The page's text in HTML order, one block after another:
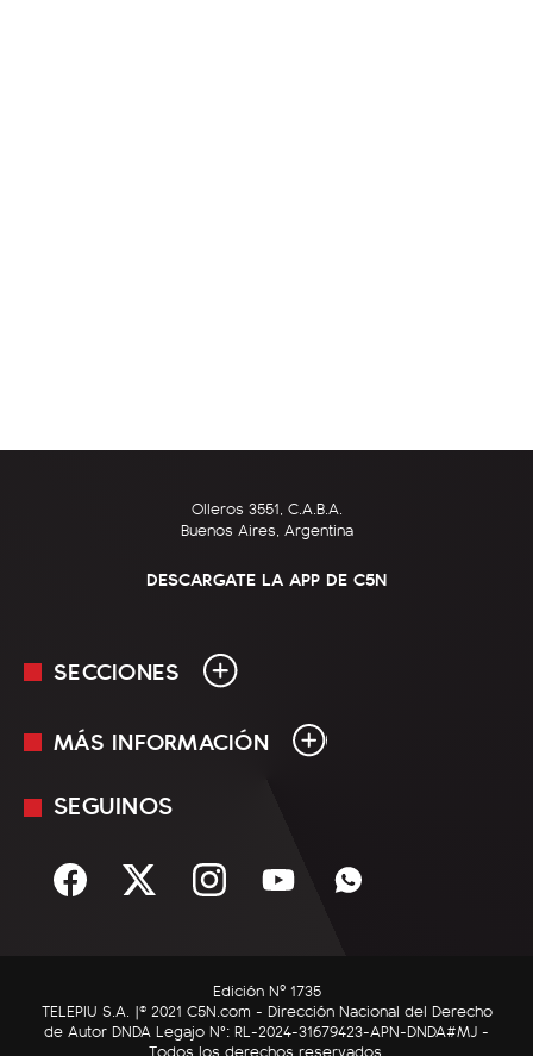
Olleros 3551, C.A.B.A.
Buenos Aires, Argentina
DESCARGATE LA APP DE C5N
SECCIONES
En Vivo
Sociedad
C5N Autos
RatingCero
MÁS INFORMACIÓN
Mediakit
Términos y condiciones
SEGUINOS
Edición Nº 1735
TELEPIU S.A. |© 2021 C5N.com - Dirección Nacional del Derecho
de Autor DNDA Legajo N°: RL-2024-31679423-APN-DNDA#MJ -
Todos los derechos reservados.